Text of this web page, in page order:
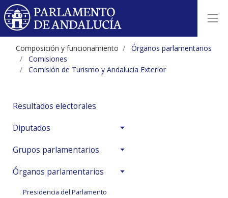
Ficha biográfica composición
Composición y funcionamiento
Órganos parlamentarios
Comisiones
Comisión de Turismo y Andalucía Exterior
Resultados electorales
Diputados
Grupos parlamentarios
Órganos parlamentarios
Presidencia del Parlamento